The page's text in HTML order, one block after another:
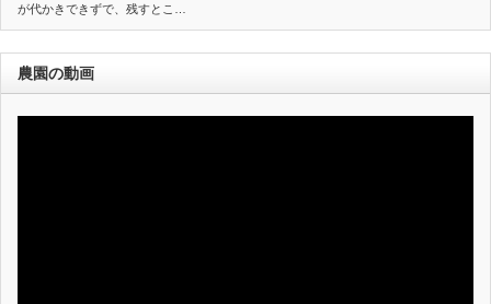
が代かきできずで、残すとこ…
農園の動画